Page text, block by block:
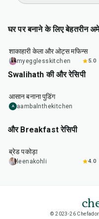
घर पर बनाने के लिए बेहतरीन
min
शाकाहारी केला और ओट्स मफिन्स
myegglesskitchen 5.0
Swalihath की और रेसिपी
आसान बनाना पुडिंग
A aambalnthekitchen
और Breakfast रेसिपी
15
ब्रेड पकोड़ा
leenakohli 4.0
© 2023-26